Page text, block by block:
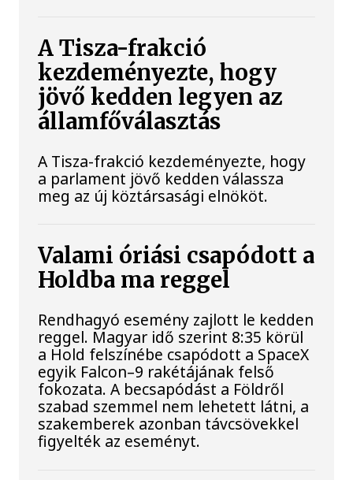
A Tisza-frakció
kezdeményezte, hogy
jövő kedden legyen az
államfőválasztás
A Tisza-frakció kezdeményezte, hogy
a parlament jövő kedden válassza
meg az új köztársasági elnököt.
Valami óriási csapódott a
Holdba ma reggel
Rendhagyó esemény zajlott le kedden
reggel. Magyar idő szerint 8:35 körül
a Hold felszínébe csapódott a SpaceX
egyik Falcon–9 rakétájának felső
fokozata. A becsapódást a Földről
szabad szemmel nem lehetett látni, a
szakemberek azonban távcsövekkel
figyelték az eseményt.